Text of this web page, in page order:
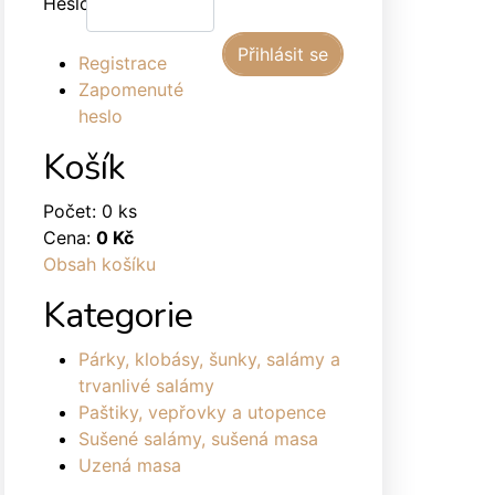
Registrace
Zapomenuté
heslo
Košík
Počet: 0 ks
Cena: 0 Kč
Obsah košíku
Kategorie
Párky, klobásy, šunky, salámy a
trvanlivé salámy
Paštiky, vepřovky a utopence
Sušené salámy, sušená masa
Uzená masa